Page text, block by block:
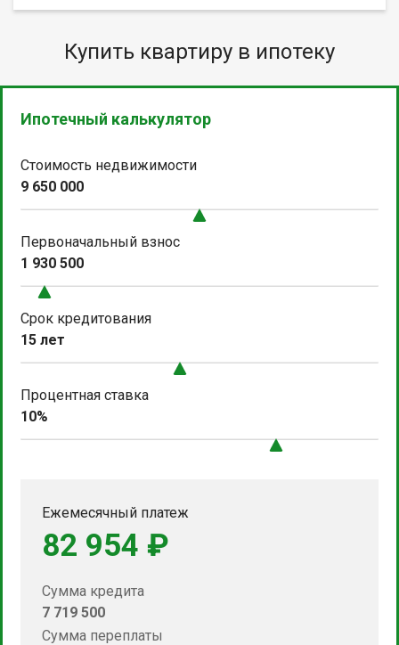
Купить квартиру в ипотеку
Ипотечный калькулятор
Стоимость недвижимости
9 650 000
Первоначальный взнос
1 930 500
Срок кредитования
15 лет
Процентная ставка
10%
Ежемесячный платеж
82 954 ₽
Сумма кредита
7 719 500
Сумма переплаты